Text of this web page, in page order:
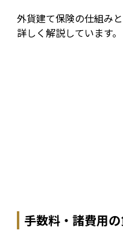
外貨建て保険の仕組み
詳しく解説しています。
手数料・諸費用